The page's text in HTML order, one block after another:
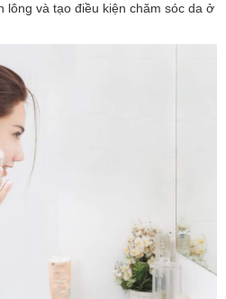
lông và tạo điều kiện chăm sóc da ở